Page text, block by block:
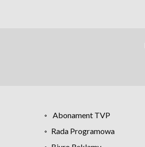
Abonament TVP
Rada Programowa